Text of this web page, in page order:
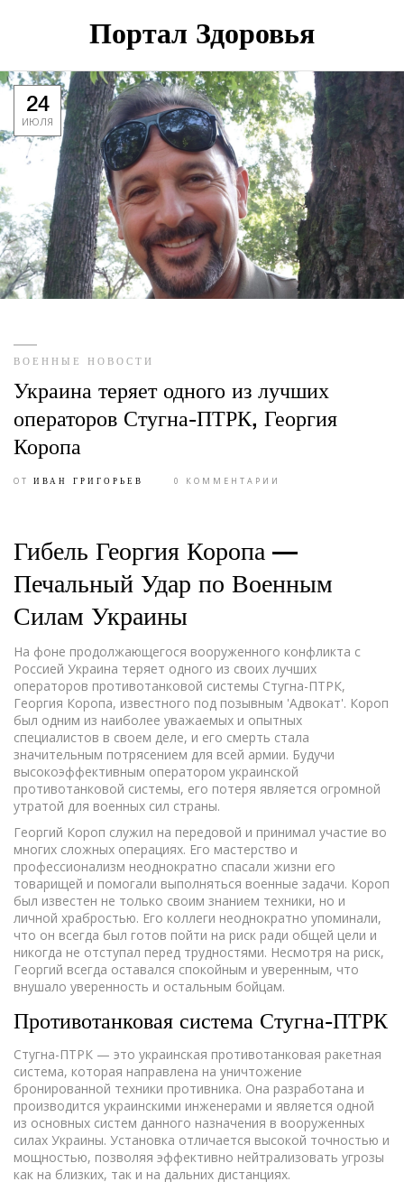
Портал Здоровья
24
ИЮЛЯ
ВОЕННЫЕ НОВОСТИ
Украина теряет одного из лучших
операторов Стугна-ПТРК, Георгия
Коропа
ОТ ИВАН ГРИГОРЬЕВ 0 КОММЕНТАРИИ
Гибель Георгия Коропа —
Печальный Удар по Военным
Силам Украины
На фоне продолжающегося вооруженного конфликта с
Россией Украина теряет одного из своих лучших
операторов противотанковой системы Стугна-ПТРК,
Георгия Коропа, известного под позывным 'Адвокат'. Короп
был одним из наиболее уважаемых и опытных
специалистов в своем деле, и его смерть стала
значительным потрясением для всей армии. Будучи
высокоэффективным оператором украинской
противотанковой системы, его потеря является огромной
утратой для военных сил страны.
Георгий Короп служил на передовой и принимал участие во
многих сложных операциях. Его мастерство и
профессионализм неоднократно спасали жизни его
товарищей и помогали выполняться военные задачи. Короп
был известен не только своим знанием техники, но и
личной храбростью. Его коллеги неоднократно упоминали,
что он всегда был готов пойти на риск ради общей цели и
никогда не отступал перед трудностями. Несмотря на риск,
Георгий всегда оставался спокойным и уверенным, что
внушало уверенность и остальным бойцам.
Противотанковая система Стугна-ПТРК
Стугна-ПТРК — это украинская противотанковая ракетная
система, которая направлена на уничтожение
бронированной техники противника. Она разработана и
производится украинскими инженерами и является одной
из основных систем данного назначения в вооруженных
силах Украины. Установка отличается высокой точностью и
мощностью, позволяя эффективно нейтрализовать угрозы
как на близких, так и на дальних дистанциях.